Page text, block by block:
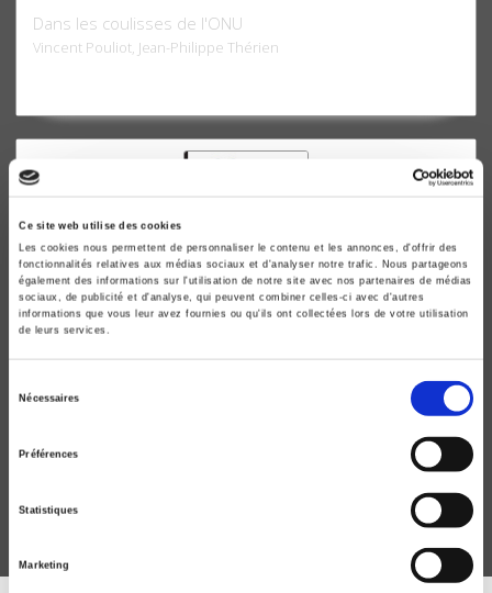
Ce site web utilise des cookies
Les cookies nous permettent de personnaliser le contenu et les annonces, d'offrir des
fonctionnalités relatives aux médias sociaux et d'analyser notre trafic. Nous partageons
également des informations sur l'utilisation de notre site avec nos partenaires de médias
sociaux, de publicité et d'analyse, qui peuvent combiner celles-ci avec d'autres
informations que vous leur avez fournies ou qu'ils ont collectées lors de votre utilisation
de leurs services.
Nécessaires
Préférences
Statistiques
Marketing
Dans les coulisses de l'ONU
Vincent Pouliot, Jean-Philippe Thérien
L'ordre hiérarchique international